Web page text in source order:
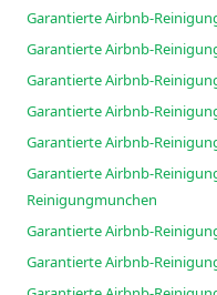
Garantierte Airbnb-
Garantierte Airbnb-
Garantierte Airbnb-
Garantierte Airbnb-
Garantierte Airbnb-
Garantierte Airbnb-
Reinigungmunchen
Garantierte Airbnb-
Garantierte Airbnb-